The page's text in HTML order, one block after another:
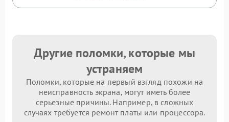
Другие поломки, которые мы
устраняем
Поломки, которые на первый взгляд похожи на
неисправность экрана, могут иметь более
серьезные причины. Например, в сложных
случаях требуется ремонт платы или процессора.